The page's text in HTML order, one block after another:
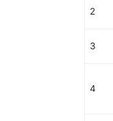
2
3
4